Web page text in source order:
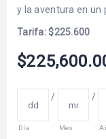
y la aventura en un
Tarifa: $225.600
$
Día
/
Mes
/